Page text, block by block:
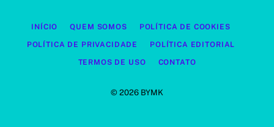
INÍCIO QUEM SOMOS POLÍTICA DE COOKIES
POLÍTICA DE PRIVACIDADE POLÍTICA EDITORIAL
TERMOS DE USO CONTATO
© 2026 BYMK